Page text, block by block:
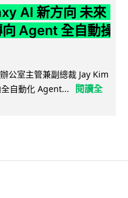
AI 新方向 未來
Agent 全自動操
公室主管兼副總裁 Jay Kim
自動化 Agent...
閱讀全